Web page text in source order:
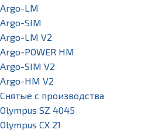
Argo-LM
Argo-SIM
Argo-LM V2
Argo-POWER HM
Argo-SIM V2
Argo-HM V2
Снятые с производства
Olympus SZ 4045
Olympus CX 21